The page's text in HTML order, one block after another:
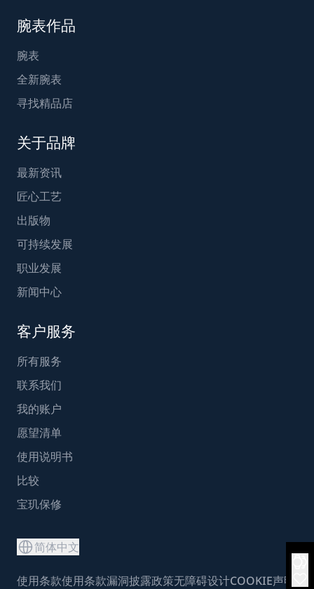
腕表作品
腕表
全新腕表
寻找精品店
关于品牌
最新资讯
匠心工艺
出版物
可持续发展
职业发展
新闻中心
客户服务
所有服务
联系我们
我的账户
愿望清单
使用说明书
比较
宝玑保修
简体中文
使用条款使用条款漏洞披露政策无障碍设计COOKIE声明